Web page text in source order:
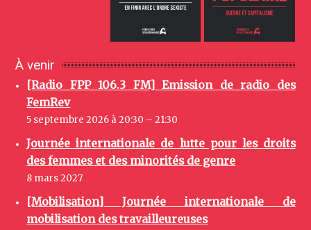
À venir
[Radio FPP 106.3 FM] Emission de radio des
FemRev
5 septembre 2026 à 20:30 – 21:30
Journée internationale de lutte pour les droits
des femmes et des minorités de genre
8 mars 2027
[Mobilisation] Journée internationale de
mobilisation des travailleureuses